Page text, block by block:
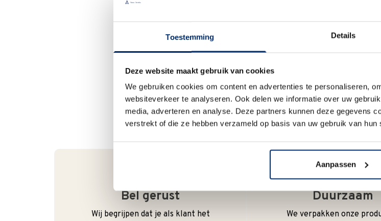
Toestemming Details
Deze website maakt gebruik van cookies
We gebruiken cookies om content en advertenties te personaliseren,
websiteverkeer te analyseren. Ook delen we informatie over uw
media, adverteren en analyse. Deze partners kunnen deze gegevens
verstrekt of die ze hebben verzameld op basis van uw gebruik van hun
Aanpassen
Waarom
Bel gerust
Wij begrijpen dat je als klant het
Duurzaam
We verpakken onze